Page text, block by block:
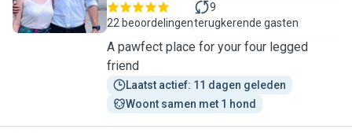
22 beoordelingen
9
terugkerende gasten
A pawfect place for your four legged
friend
Laatst actief: 11 dagen geleden
Woont samen met 1 hond